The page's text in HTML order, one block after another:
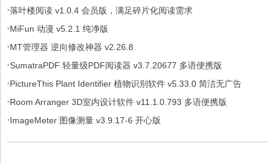
·落叶楼阅读 v1.0.4 会员版，满足碎片化阅读需求
·MiFun 动漫 v5.2.1 纯净版
·MT管理器 逆向修改神器 v2.26.8
·SumatraPDF 轻量级PDF阅读器 v3.7.20677 多语便携版
·PictureThis Plant Identifier 植物识别软件 v5.33.0 简洁无广告
·Room Arranger 3D室内设计软件 v11.1.0.793 多语便携版
·ImageMeter 图像测量 v3.9.17-6 开心版